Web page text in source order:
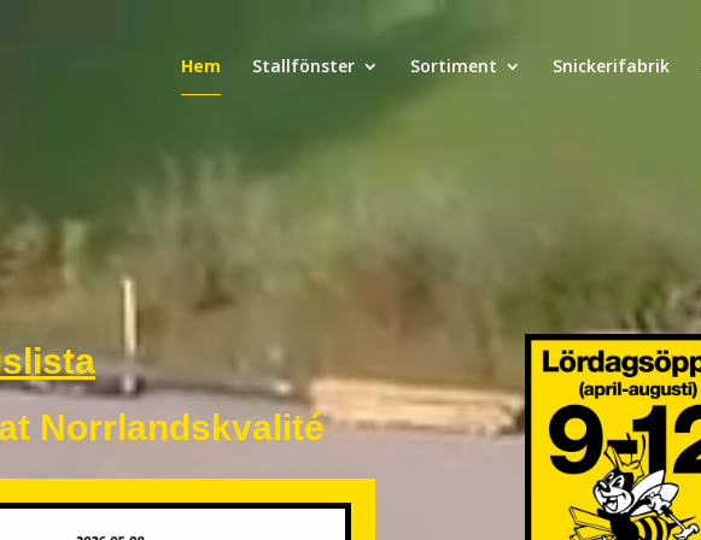
Hem Stallfönster Sortiment Snickerifabrik
Norrlandskvalité